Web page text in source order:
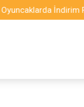
İndirim Fırsatı